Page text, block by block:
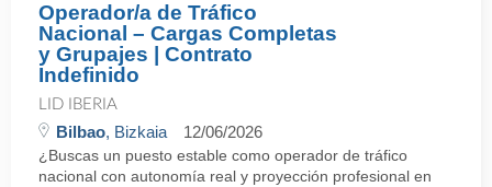
Operador/a de Tráfico
Nacional – Cargas Completas
y Grupajes | Contrato
Indefinido
LID IBERIA
Bilbao, Bizkaia 12/06/2026
¿Buscas un puesto estable como operador de tráfico
nacional con autonomía real y proyección profesional en